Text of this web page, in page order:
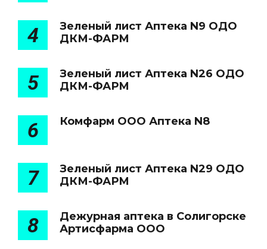
4
Зеленый лист Аптека N9 ОДО
ДКМ-ФАРМ
5
Зеленый лист Аптека N26 ОДО
ДКМ-ФАРМ
6 Комфарм ООО Аптека N8
7
Зеленый лист Аптека N29 ОДО
ДКМ-ФАРМ
8
Дежурная аптека в Солигорске
Артисфарма ООО